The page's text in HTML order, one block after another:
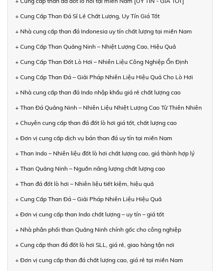
+ Cung Cấp Than Đá Sỉ Lẻ Chất Lượng, Uy Tín Giá Tốt
+ Nhà cung cấp than đá Indonesia uy tín chất lượng tại miền Nam
+ Cung Cấp Than Quảng Ninh – Nhiệt Lượng Cao, Hiệu Quả
+ Cung Cấp Than Đốt Lò Hơi – Nhiên Liệu Công Nghiệp Ổn Định
+ Cung Cấp Than Đá – Giải Pháp Nhiên Liệu Hiệu Quả Cho Lò Hơi
+ Nhà cung cấp than đá Indo nhập khẩu giá rẻ chất lượng cao
+ Than Đá Quảng Ninh – Nhiên Liệu Nhiệt Lượng Cao Từ Thiên Nhiên
+ Chuyên cung cấp than đá đốt lò hơi giá tốt, chất lượng cao
+ Đơn vị cung cấp dịch vụ bán than đá uy tín tại miền Nam
+ Than Indo – Nhiên liệu đốt lò hơi chất lượng cao, giá thành hợp lý
+ Than Quảng Ninh – Nguồn năng lượng chất lượng cao
+ Than đá đốt lò hơi – Nhiên liệu tiết kiệm, hiệu quả
+ Cung Cấp Than Đá – Giải Pháp Nhiên Liệu Hiệu Quả
+ Đơn vị cung cấp than Indo chất lượng – uy tín – giá tốt
+ Nhà phân phối than Quảng Ninh chính gốc cho công nghiệp
+ Cung cấp than đá đốt lò hơi SLL, giá rẻ, giao hàng tận nơi
+ Đơn vị cung cấp than đá chất lượng cao, giá rẻ tại miền Nam